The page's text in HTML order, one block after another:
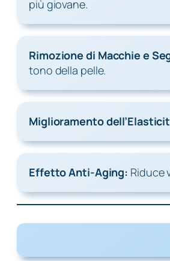
più giovane.
Rimozione di Macchie e
tono della pelle.
Miglioramento
Effetto Anti-Aging: Riduce